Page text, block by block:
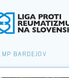
MP BARDEJOV